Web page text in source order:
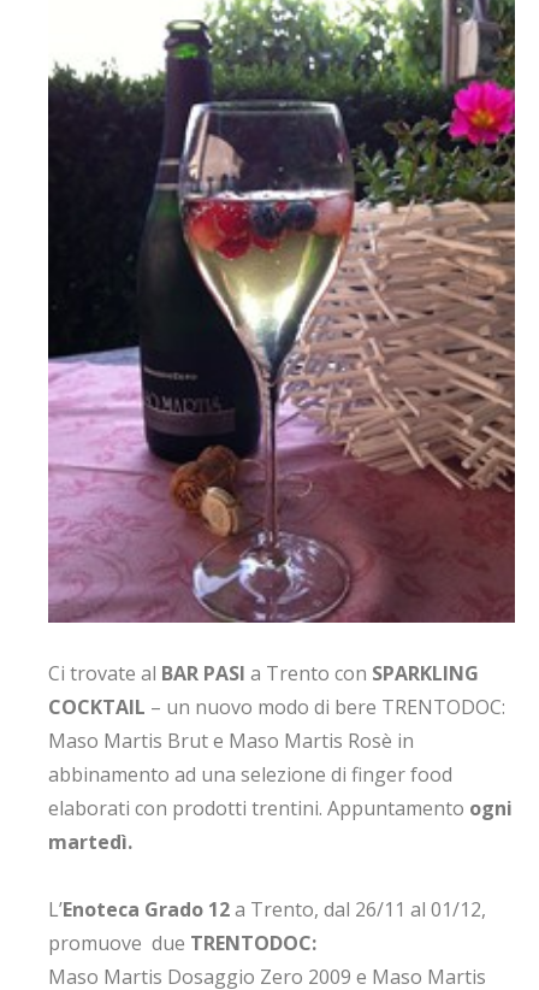
Ci trovate al BAR PASI a Trento con SPARKLING
COCKTAIL – un nuovo modo di bere TRENTODOC:
Maso Martis Brut e Maso Martis Rosè in
abbinamento ad una selezione di finger food
elaborati con prodotti trentini. Appuntamento ogni
martedì.
L’Enoteca Grado 12a Trento, dal 26/11 al 01/12,
promuove due TRENTODOC:
Maso Martis Dosaggio Zero 2009 e Maso Martis